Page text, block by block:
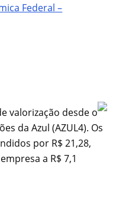
Federal –
valorização desde o
da Azul (AZUL4). Os
por R$ 21,28,
a R$ 7,1